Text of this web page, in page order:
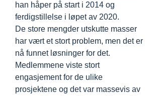
han håper på start i 2014 og
ferdigstillelse i løpet av 2020.
De store mengder utskutte masser
har vært et stort problem, men det er
nå funnet løsninger for det.
Medlemmene viste stort
engasjement for de ulike
prosjektene og det var massevis av